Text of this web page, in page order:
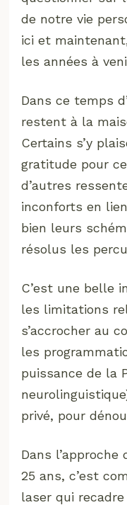
de notre vie
ici et
les années à
Dans ce temps
restent à la
Certains s’y
gratitude pour
d’autres
inconforts en
bien leurs
résolus les
C’est une belle
les limitations
s’accrocher au
les
puissance de la
privé, pour
Dans l’approche
25 ans, c’est
laser qui